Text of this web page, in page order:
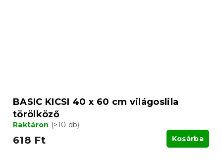
BASIC KICSI 40 x 60 cm világoslila
törölköző
Raktáron (>10 db)
618 Ft Kosárba